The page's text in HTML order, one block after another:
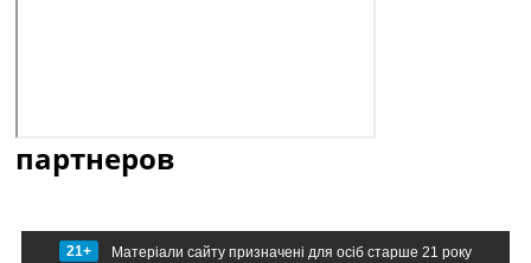
партнеров
21+ Матеріали сайту призначені для осіб старше 21 року